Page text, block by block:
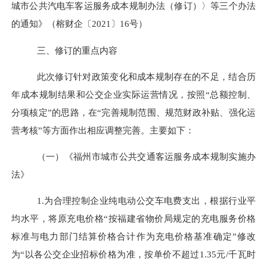
城市公共汽电车客运服务成本规制办法（修订）〉等三个办法
的通知》（榕财企〔2021〕16号）
三、修订的重点内容
此次修订针对政策变化和成本规制存在的不足，结合历
年成本规制结果和公交企业实际运营情况，按照“总额控制、
分项核定”的思路，在“完善规制范围、规范财政补贴、强化运
营考核”等方面作出相应调整完善。主要如下：
（一）《福州市城市公共交通客运服务成本规制实施办
法》
1.为合理控制企业纯电动公交车电费支出，根据行业平
均水平，将原充电价格“按福建省物价局规定的充电服务价格
标准与电力部门结算价格合计作为充电价格基准确定”修改
为“以各公交企业招标价格为准，按单价不超过1.35元/千瓦时